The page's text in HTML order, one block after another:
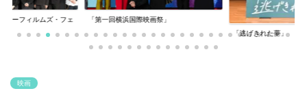
アーフィルムズ・フェ 「第一回横浜国際映画祭」
「逃げきれた夢」
映画